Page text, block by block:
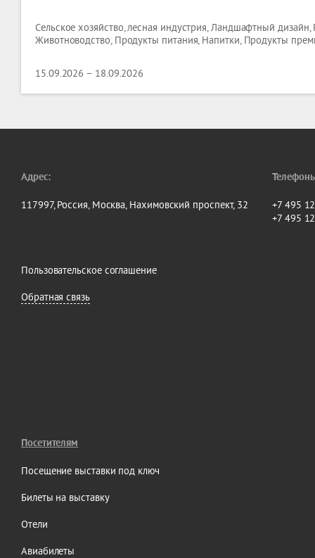
Сельское хозяйство, лесная индустрия, Ландшафтный дизайн,
Животноводство, Продукты питания, Напитки, Продукты
15.09.2026 – 18.09.2026
Адрес:
117997, Россия, Москва, Нахимовский проспект, 32
+7 495
+7 495
Пользовательское соглашение
Обратная связь
Посетителям
Посещение выставки под ключ
Билеты на выставку
Отели
Авиабилеты